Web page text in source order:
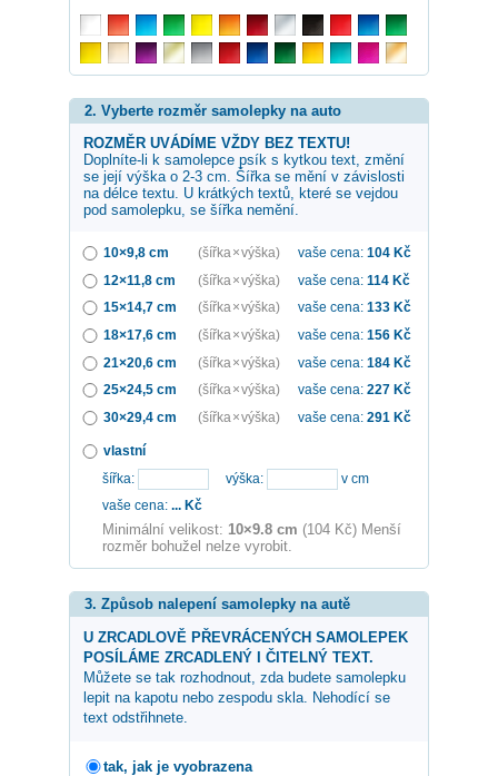
2. Vyberte rozměr samolepky na auto
ROZMĚR UVÁDÍME VŽDY BEZ TEXTU!
Doplníte-li k samolepce psík s kytkou text, změní
se její výška o 2-3 cm. Šířka se mění v závislosti
na délce textu. U krátkých textů, které se vejdou
pod samolepku, se šířka nemění.
10×9,8 cm (šířka × výška) vaše cena: 104 Kč
12×11,8 cm
(šířka × výška) vaše cena: 114 Kč
15×14,7 cm
(šířka × výška) vaše cena: 133 Kč
18×17,6 cm
(šířka × výška) vaše cena: 156 Kč
21×20,6 cm
(šířka × výška) vaše cena: 184 Kč
25×24,5 cm
(šířka × výška) vaše cena: 227 Kč
30×29,4 cm
(šířka × výška) vaše cena: 291 Kč
vlastní
šířka:
výška:
v cm
vaše cena: ... Kč
Minimální velikost: 10×9.8 cm (104 Kč) Menší
rozměr bohužel nelze vyrobit.
3. Způsob nalepení samolepky na autě
U ZRCADLOVĚ PŘEVRÁCENÝCH SAMOLEPEK
POSÍLÁME ZRCADLENÝ I ČITELNÝ TEXT.
Můžete se tak rozhodnout, zda budete samolepku
lepit na kapotu nebo zespodu skla. Nehodící se
text odstřihnete.
tak, jak je vyobrazena